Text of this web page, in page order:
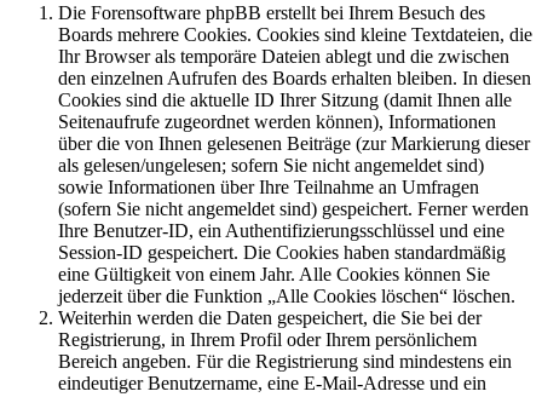
Die Forensoftware phpBB erstellt bei Ihrem Besuch des
Boards mehrere Cookies. Cookies sind kleine Textdateien, die
Ihr Browser als temporäre Dateien ablegt und die zwischen
den einzelnen Aufrufen des Boards erhalten bleiben. In diesen
Cookies sind die aktuelle ID Ihrer Sitzung (damit Ihnen alle
Seitenaufrufe zugeordnet werden können), Informationen
über die von Ihnen gelesenen Beiträge (zur Markierung dieser
als gelesen/ungelesen; sofern Sie nicht angemeldet sind)
sowie Informationen über Ihre Teilnahme an Umfragen
(sofern Sie nicht angemeldet sind) gespeichert. Ferner werden
Ihre Benutzer-ID, ein Authentifizierungsschlüssel und eine
Session-ID gespeichert. Die Cookies haben standardmäßig
eine Gültigkeit von einem Jahr. Alle Cookies können Sie
jederzeit über die Funktion „Alle Cookies löschen“ löschen.
Weiterhin werden die Daten gespeichert, die Sie bei der
Registrierung, in Ihrem Profil oder Ihrem persönlichem
Bereich angeben. Für die Registrierung sind mindestens ein
eindeutiger Benutzername, eine E-Mail-Adresse und ein